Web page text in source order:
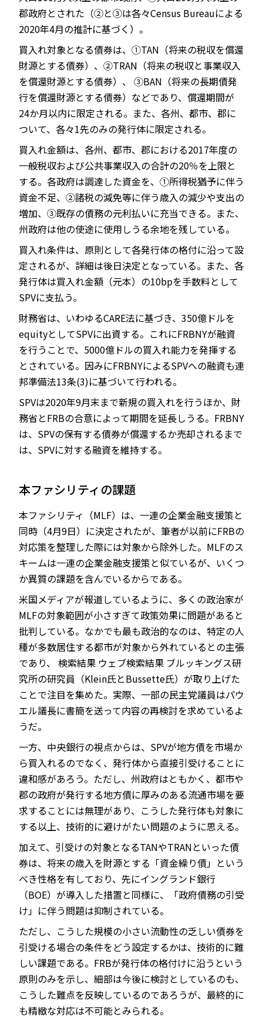
郡政府とされた（②と③は各々Census Bureauによる
2020年4月の推計に基づく）。
買入れ対象となる債券は、①TAN（将来の税収を償還
財源とする債券）、②TRAN（将来の税収と事業収入
を償還財源とする債券）、 ③BAN（将来の長期債発
行を償還財源とする債券）などであり、償還期間が
24か月以内に限定される。また、各州、都市、郡に
ついて、各々1先のみの発行体に限定される。
買入れ金額は、各州、都市、郡における2017年度の
一般税収および公共事業収入の合計の20％を上限と
する。各政府は調達した資金を、①所得税猶予に伴う
資金不足、②諸税の減免等に伴う歳入の減少や支出の
増加、③既存の債務の元利払いに充当できる。また、
州政府は他の使途に使用しうる余地を残している。
買入れ条件は、原則として各発行体の格付に沿って設
定されるが、詳細は後日決定となっている。また、各
発行体は買入れ金額（元本）の10bpを手数料として
SPVに支払う。
財務省は、いわゆるCARE法に基づき、350億ドルを
equityとしてSPVに出資する。これにFRBNYが融資
を行うことで、5000億ドルの買入れ能力を発揮する
とされている。因みにFRBNYによるSPVへの融資も連
邦準備法13条(3)に基づいて行われる。
SPVは2020年9月末まで新規の買入れを行うほか、財
務省とFRBの合意によって期間を延長しうる。FRBNY
は、SPVの保有する債券が償還するか売却されるまで
は、SPVに対する融資を維持する。
本ファシリティの課題
本ファシリティ（MLF）は、一連の企業金融支援策と
同時（4月9日）に決定されたが、筆者が以前にFRBの
対応策を整理した際には対象から除外した。MLFのス
キームは一連の企業金融支援策と似ているが、いくつ
か異質の課題を含んでいるからである。
米国メディアが報道しているように、多くの政治家が
MLFの対象範囲が小さすぎて政策効果に問題があると
批判している。なかでも最も政治的なのは、特定の人
種が多数居住する都市が対象から外れているとの主張
であり、 検索結果 ウェブ検索結果 ブルッキングス研
究所の研究員（Klein氏とBussette氏）が取り上げた
ことで注目を集めた。実際、一部の民主党議員はパウ
エル議長に書簡を送って内容の再検討を求めているよ
うだ。
一方、中央銀行の視点からは、SPVが地方債を市場か
ら買入れるのでなく、発行体から直接引受けることに
違和感があろう。ただし、州政府はともかく、都市や
郡の政府が発行する地方債に厚みのある流通市場を要
求することには無理があり、こうした発行体も対象に
する以上、技術的に避けがたい問題のように思える。
加えて、引受けの対象となるTANやTRANといった債
券は、将来の歳入を財源とする「資金繰り債」という
べき性格を有しており、先にイングランド銀行
（BOE）が導入した措置と同様に、「政府債務の引受
け」に伴う問題は抑制されている。
ただし、こうした規模の小さい流動性の乏しい債券を
引受ける場合の条件をどう設定するかは、技術的に難
しい課題である。FRBが発行体の格付けに沿うという
原則のみを示し、細部は今後に検討としているのも、
こうした難点を反映しているのであろうが、最終的に
も精緻な対応は不可能とみられる。